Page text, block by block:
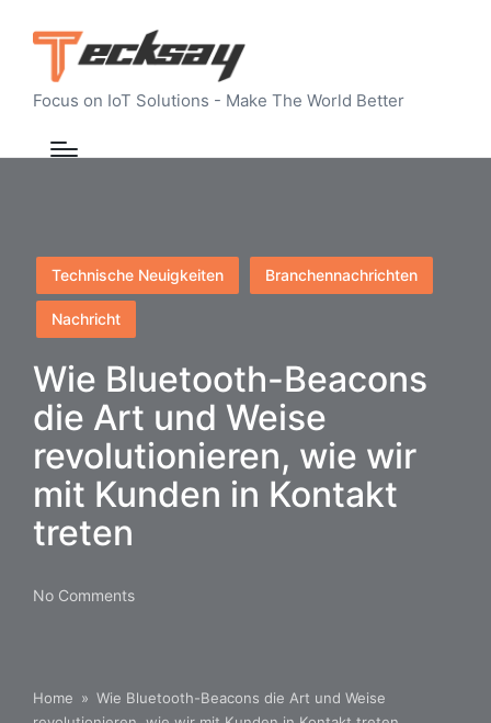
Focus on IoT Solutions - Make The World Better
Posted
in
Technische Neuigkeiten Branchennachrichten
Nachricht
Wie Bluetooth-Beacons
die Art und Weise
revolutionieren, wie wir
mit Kunden in Kontakt
treten
No Comments
Home » Wie Bluetooth-Beacons die Art und Weise